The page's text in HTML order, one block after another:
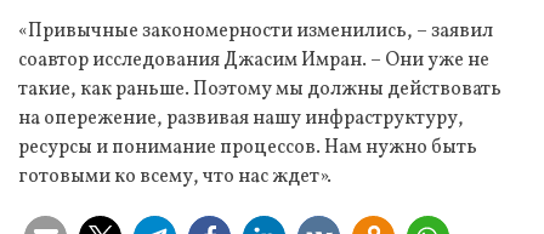
«Привычные закономерности изменились, – заявил
соавтор исследования Джасим Имран. – Они уже не
такие, как раньше. Поэтому мы должны действовать
на опережение, развивая нашу инфраструктуру,
ресурсы и понимание процессов. Нам нужно быть
готовыми ко всему, что нас ждет».